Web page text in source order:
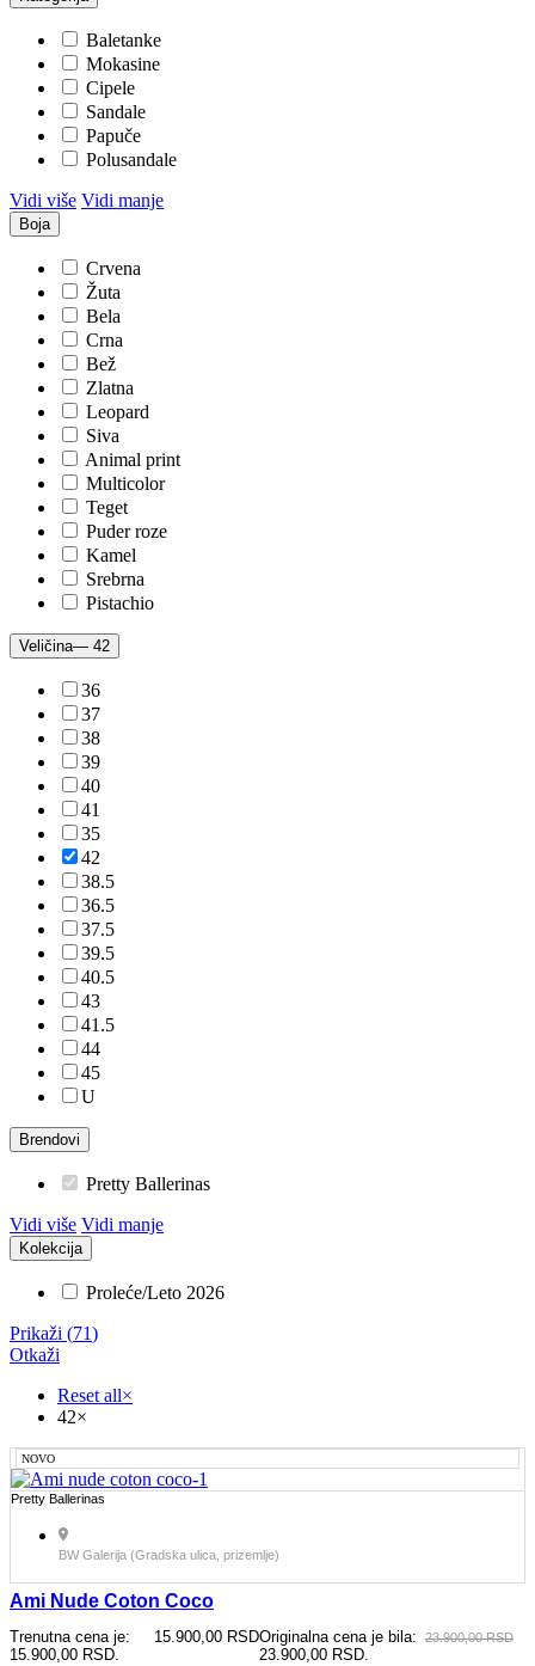
Baletanke
Mokasine
Cipele
Sandale
Papuče
Polusandale
Vidi više Vidi manje
Boja
Crvena
Žuta
Bela
Crna
Bež
Zlatna
Leopard
Siva
Animal print
Multicolor
Teget
Puder roze
Kamel
Srebrna
Pistachio
Veličina— 42
36
37
38
39
40
41
35
42
38.5
36.5
37.5
39.5
40.5
43
41.5
44
45
U
Brendovi
Pretty Ballerinas
Vidi više Vidi manje
Kolekcija
Proleće/Leto 2026
Prikaži (71)
Otkaži
Reset all×
42×
NOVO
Pretty Ballerinas
BW Galerija (Gradska ulica, prizemlje)
Ami Nude Coton Coco
23.900,00RSD
Originalna cena je bila:
23.900,00 RSD.
15.900,00 RSD
Trenutna cena je:
15.900,00 RSD.